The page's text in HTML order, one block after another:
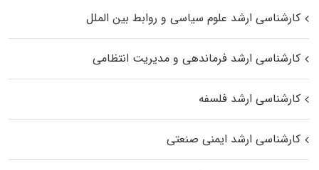
کارشناسی ارشد علوم سیاسی و روابط بین الملل
کارشناسی ارشد فرماندهی و مدیریت انتظامی
کارشناسی ارشد فلسفه
کارشناسی ارشد ایمنی صنعتی